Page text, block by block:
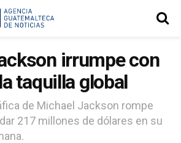
irrumpe con
taquilla global
de Michael Jackson rompe
217 millones de dólares en su